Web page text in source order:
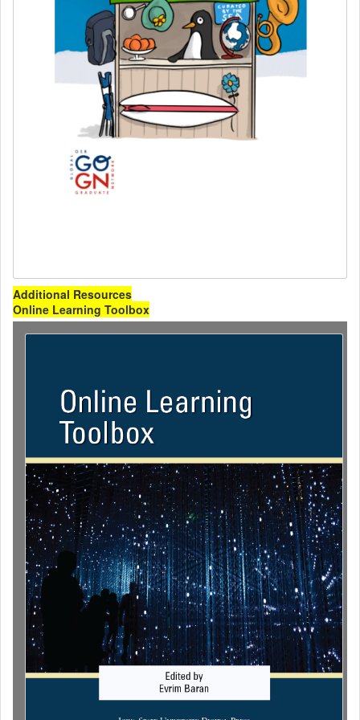
Additional Resources
Online Learning Toolbox